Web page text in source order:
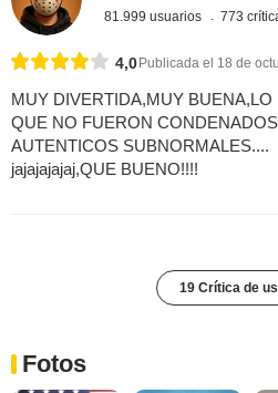
81.999 usuarios 773
4,0Publicada el 18 de
MUY DIVERTIDA,MUY
QUE NO FUERON
AUTENTICOS SUBNORMALES....
jajajajajaj,QUE BUENO!!!!
19 Crítica de
Fotos